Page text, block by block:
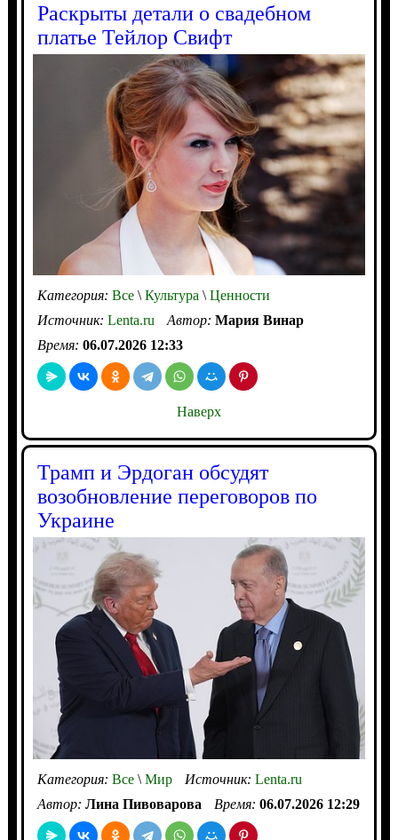
Раскрыты детали о свадебном
платье Тейлор Свифт
Категория: Все\Культура \Ценности
Источник: Lenta.ru Автор: Мария Винар
Время: 06.07.2026 12:33
Наверх
Трамп и Эрдоган обсудят
возобновление переговоров по
Украине
Категория: Все\Мир Источник: Lenta.ru
Автор: Лина Пивоварова Время: 06.07.2026 12:29